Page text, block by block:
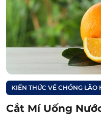
KIẾN THỨC VỀ CHỐNG LÃO
Cắt Mí Uống